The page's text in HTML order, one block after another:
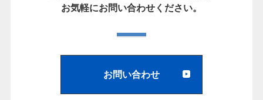
お気軽にお問い合わせください。
お問い合わせ